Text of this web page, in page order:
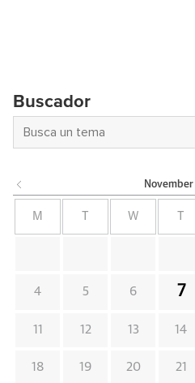
Buscador
November
M W
4 5 6 7
11 12 13 14
18 19 20 21